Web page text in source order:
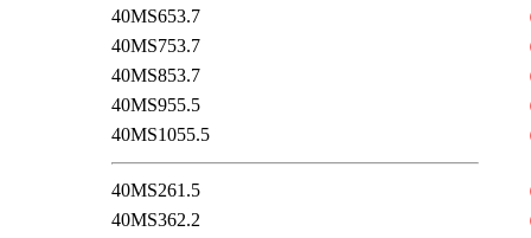
40MS653.7
40MS753.7
40MS853.7
40MS955.5
40MS1055.5
40MS261.5
40MS362.2